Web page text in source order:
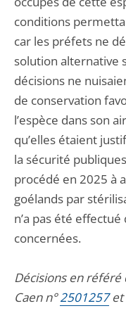
conditions
car les préfets ne
solution alternative
décisions ne
de conservation
l’espèce dans son
qu’elles étaient
la sécurité
procédé en 2025 à
goélands par
n’a pas été
concernées.
Décisions en
Caen n°2501257et